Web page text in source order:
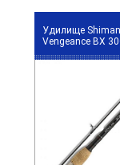
Удилище
Vengeance BX